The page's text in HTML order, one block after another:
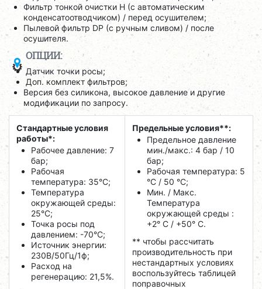
Фильтр тонкой очистки H (с автоматическим
конденсатоотводчиком) / перед осушителем;
Пылевой фильтр DP (с ручным сливом) / после
осушителя.
ОПЦИИ:
Датчик точки росы;
Доп. комплект фильтров;
Версия без силикона, высокое давление и другие
модификации по запросу.
Стандартные условия
работы*:
Рабочее давление: 7
бар;
Рабочая
температура: 35°C;
Температура
окружающей среды:
25°C;
Точка росы под
давлением: -70°C;
Источник энергии:
230В/50Гц/1ф;
Расход на
регенерацию: 21,5%.
Предельные условия**:
Предельное давление
мин./макс.: 4 бар / 10
бар;
Рабочая температура: 5
°C / 50 °C;
Мин. / Макс.
Температура
окружающей среды :
+2° С / +50° C.
** чтобы рассчитать
производительность при
нестандартных условиях
воспользуйтесь таблицей
поправочных